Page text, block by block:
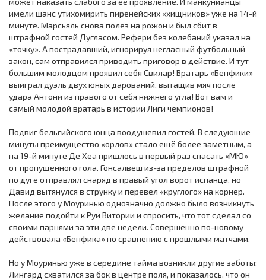
имели шанс утихомирить пиренейских «хищников» уже на 14-й
минуте. Марсьяль снова полез на рожон и был сбит в
штрафной гостей Дугласом. Рефери без колебаний указал на
«точку». А пострадавший, игнорируя негласный футбольный
закон, сам отправился приводить приговор в действие. И тут
большим молодцом проявил себя Свилар! Вратарь «Бенфики»
выиграл дуэль двух юных дарований, вытащив мяч после
удара Антони из правого от себя нижнего угла! Вот вам и
самый молодой вратарь в истории Лиги чемпионов!
Подвиг бельгийского юнца воодушевил гостей. В следующие
минуты преимущество «орлов» стало ещё более заметным, а
на 19-й минуте Де Хеа пришлось в первый раз спасать «МЮ»
от пропущенного гола. Гонсалвеш из-за пределов штрафной
по дуге отправлял снаряд в правый угол ворот испанца, но
Давид вытянулся в струнку и перевёл «круглого» на корнер.
После этого у Моуринью однозначно должно было возникнуть
желание подойти к Руи Витории и спросить, что тот сделал со
своими парнями за эти две недели. Совершенно по-новому
действовала «Бенфика» по сравнению с прошлыми матчами.
Но у Моуринью уже в середине тайма возникли другие заботы:
Лингард схватился за бок в центре поля, и показалось, что он